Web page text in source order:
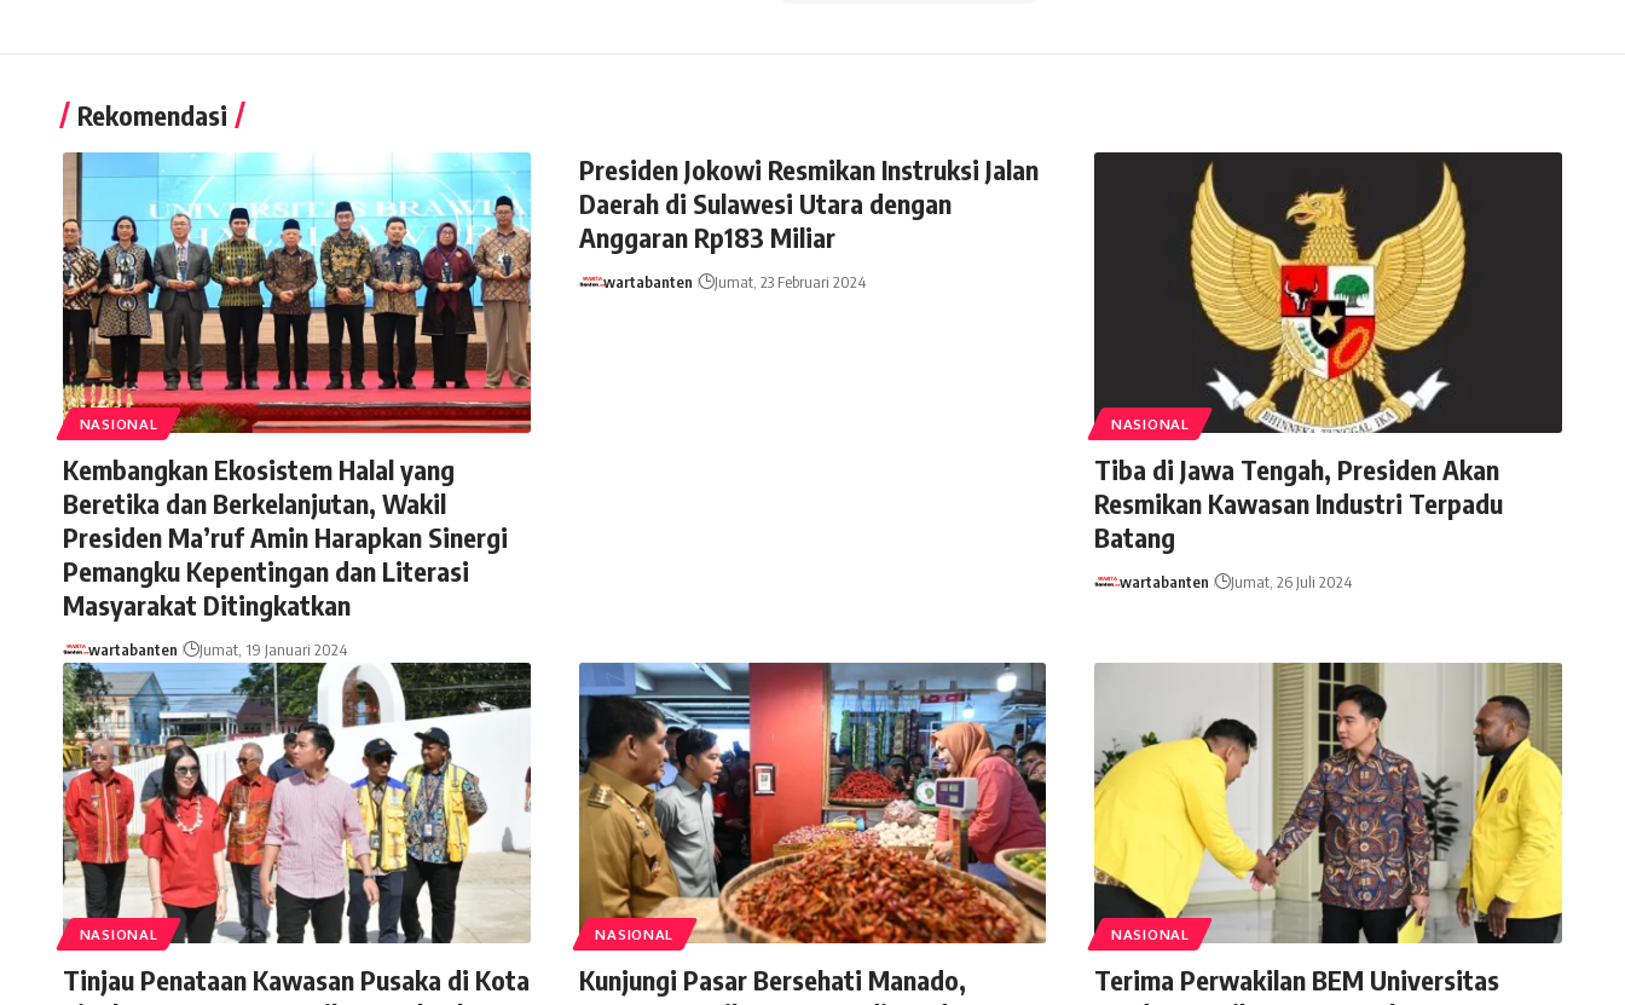
Rekomendasi
NASIONAL
Kembangkan Ekosistem Halal yang
Beretika dan Berkelanjutan, Wakil
Presiden Ma’ruf Amin Harapkan Sinergi
Pemangku Kepentingan dan Literasi
Masyarakat Ditingkatkan
wartabanten Jumat, 19 Januari 2024
Presiden Jokowi Resmikan Instruksi Jalan
Daerah di Sulawesi Utara dengan
Anggaran Rp183 Miliar
wartabanten Jumat, 23 Februari 2024
NASIONAL
Tiba di Jawa Tengah, Presiden Akan
Resmikan Kawasan Industri Terpadu
Batang
wartabanten Jumat, 26 Juli 2024
NASIONAL
Tinjau Penataan Kawasan Pusaka di Kota
NASIONAL
Kunjungi Pasar Bersehati Manado,
NASIONAL
Terima Perwakilan BEM Universitas